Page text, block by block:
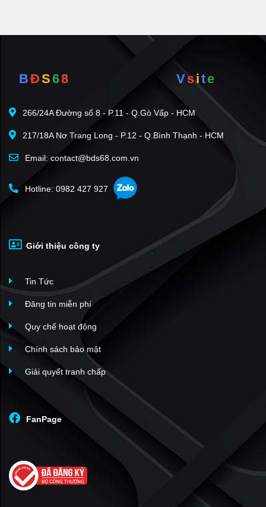
BĐS68 Vsite
266/24A Đường số 8 - P.11 - Q.Gò Vấp - HCM
217/18A Nơ Trang Long - P.12 - Q.Bình Thạnh - HCM
Email: contact@bds68.com.vn
Hotline: 0982 427 927
Giới thiệu công ty
Tin Tức
Đăng tin miễn phí
Quy chế hoạt động
Chính sách bảo mật
Giải quyết tranh chấp
FanPage